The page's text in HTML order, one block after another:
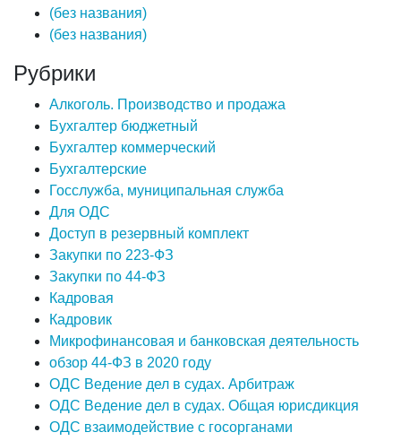
(без названия)
(без названия)
Рубрики
Алкоголь. Производство и продажа
Бухгалтер бюджетный
Бухгалтер коммерческий
Бухгалтерские
Госслужба, муниципальная служба
Для ОДС
Доступ в резервный комплект
Закупки по 223-ФЗ
Закупки по 44-ФЗ
Кадровая
Кадровик
Микрофинансовая и банковская деятельность
обзор 44-ФЗ в 2020 году
ОДС Ведение дел в судах. Арбитраж
ОДС Ведение дел в судах. Общая юрисдикция
ОДС взаимодействие с госорганами